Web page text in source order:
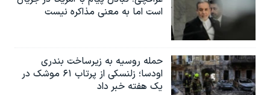
است اما به معنی مذاکره نیست
حمله روسیه به زیرساخت بندری
اودسا؛ زلنسکی از پرتاب ۶۱ موشک در
یک هفته خبر داد